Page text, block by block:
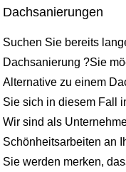
Dachsanierungen
Suchen Sie bereits
Dachsanierung ?Sie
Alternative zu einem
Sie sich in diesem Fall
Wir sind als
Schönheitsarbeiten an
Sie werden merken,